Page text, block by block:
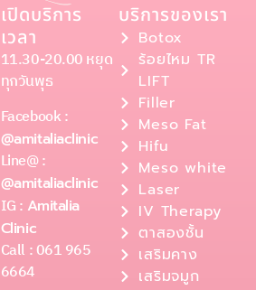
เปิดบริการ
เวลา
11.30-20.00 หยุด
ทุกวันพุธ
Facebook :
@amitaliaclinic
Line@ :
@amitaliaclinic
IG : Amitalia
Clinic
Call : 061 965
6664
บริการของเรา
Botox
ร้อยไหม TR
LIFT
Filler
Meso Fat
Hifu
Meso white
Laser
IV Therapy
ตาสองชั้น
เสริมคาง
เสริมจมูก